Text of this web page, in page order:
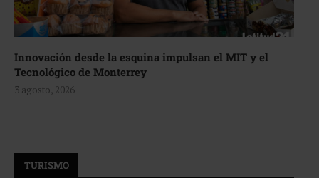
Innovación desde la esquina impulsan el MIT y el
Tecnológico de Monterrey
3 agosto, 2026
TURISMO